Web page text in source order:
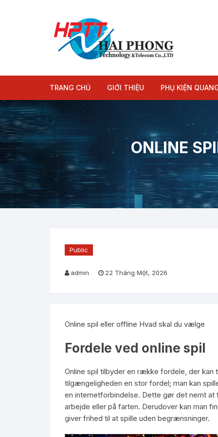
TRANG CHỦ GIỚI THIỆU PHỤ KIỆN
Dây nhảy quang
ONLINE
Public
admin 22 Tháng Một, 2026
Online spil eller offline Hvad skal du vælge
Fordele ved online spil
Online spil tilbyder en række fordele, der kan
tilgængeligheden en stor fordel; man kan
en internetforbindelse. Dette gør det nemt at
arbejde eller på farten. Derudover kan man
giver frihed til at spille uden begrænsninger.